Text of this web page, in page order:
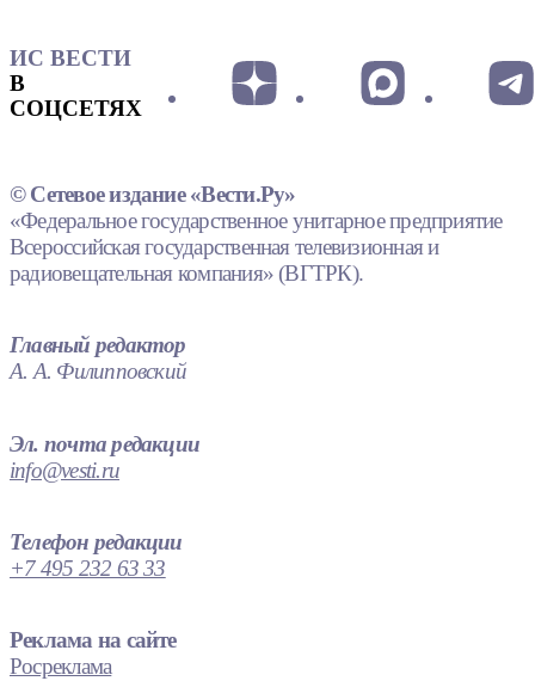
ИС ВЕСТИ
В
СОЦСЕТЯХ
© Сетевое издание «Вести.Ру»
«Федеральное государственное унитарное предприятие
Всероссийская государственная телевизионная и
радиовещательная компания» (ВГТРК).
Главный редактор
А. А. Филипповский
Эл. почта редакции
info@vesti.ru
Телефон редакции
+7 495 232 63 33
Реклама на сайте
Росреклама